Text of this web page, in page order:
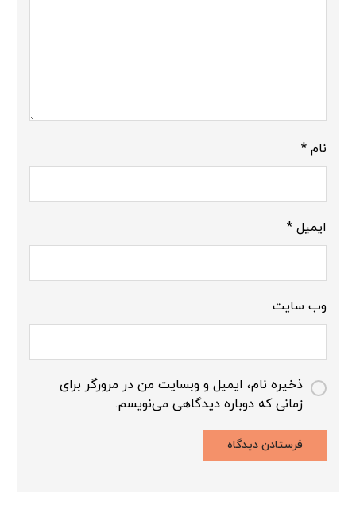
نام*
ایمیل*
وب‌ سایت
ذخیره نام، ایمیل و وبسایت من در مرورگر برای
زمانی که دوباره دیدگاهی می‌نویسم.